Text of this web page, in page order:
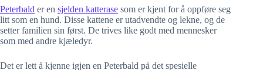
Peterbald er en sjelden katterase som er kjent for å oppføre seg
litt som en hund. Disse kattene er utadvendte og lekne, og de
setter familien sin først. De trives like godt med mennesker
som med andre kjæledyr.
Det er lett å kjenne igjen en Peterbald på det spesielle